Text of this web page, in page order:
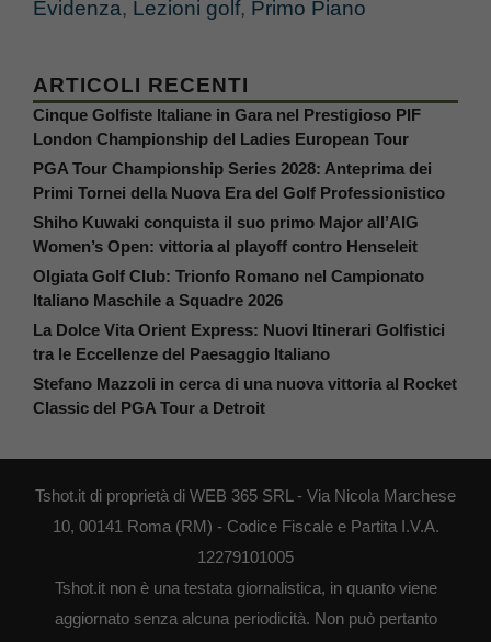
Evidenza, Lezioni golf, Primo Piano
ARTICOLI RECENTI
Cinque Golfiste Italiane in Gara nel Prestigioso PIF
London Championship del Ladies European Tour
PGA Tour Championship Series 2028: Anteprima dei
Primi Tornei della Nuova Era del Golf Professionistico
Shiho Kuwaki conquista il suo primo Major all’AIG
Women’s Open: vittoria al playoff contro Henseleit
Olgiata Golf Club: Trionfo Romano nel Campionato
Italiano Maschile a Squadre 2026
La Dolce Vita Orient Express: Nuovi Itinerari Golfistici
tra le Eccellenze del Paesaggio Italiano
Stefano Mazzoli in cerca di una nuova vittoria al Rocket
Classic del PGA Tour a Detroit
Tshot.it di proprietà di WEB 365 SRL - Via Nicola Marchese
10, 00141 Roma (RM) - Codice Fiscale e Partita I.V.A.
12279101005
Tshot.it non è una testata giornalistica, in quanto viene
aggiornato senza alcuna periodicità. Non può pertanto